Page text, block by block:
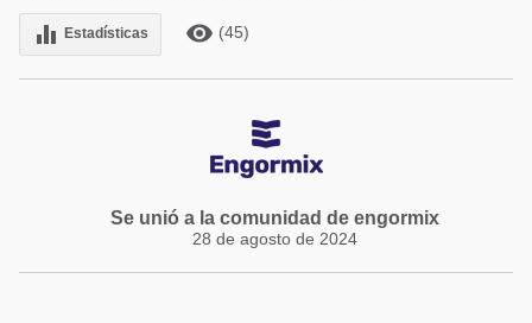
equalizer Estadísticas remove_red_eye (45)
Se unió a la comunidad de engormix
28 de agosto de 2024